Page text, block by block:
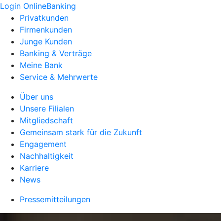
Login OnlineBanking
Privatkunden
Firmenkunden
Junge Kunden
Banking & Verträge
Meine Bank
Service & Mehrwerte
Über uns
Unsere Filialen
Mitgliedschaft
Gemeinsam stark für die Zukunft
Engagement
Nachhaltigkeit
Karriere
News
Pressemitteilungen